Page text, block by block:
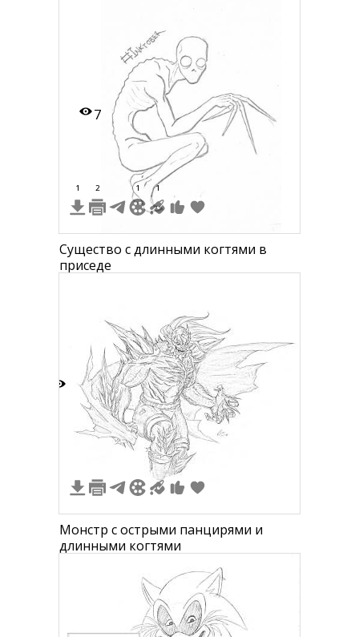
7
1 2 1 1
Существо с длинными когтями в
приседе
Монстр с острыми панцирями и
длинными когтями